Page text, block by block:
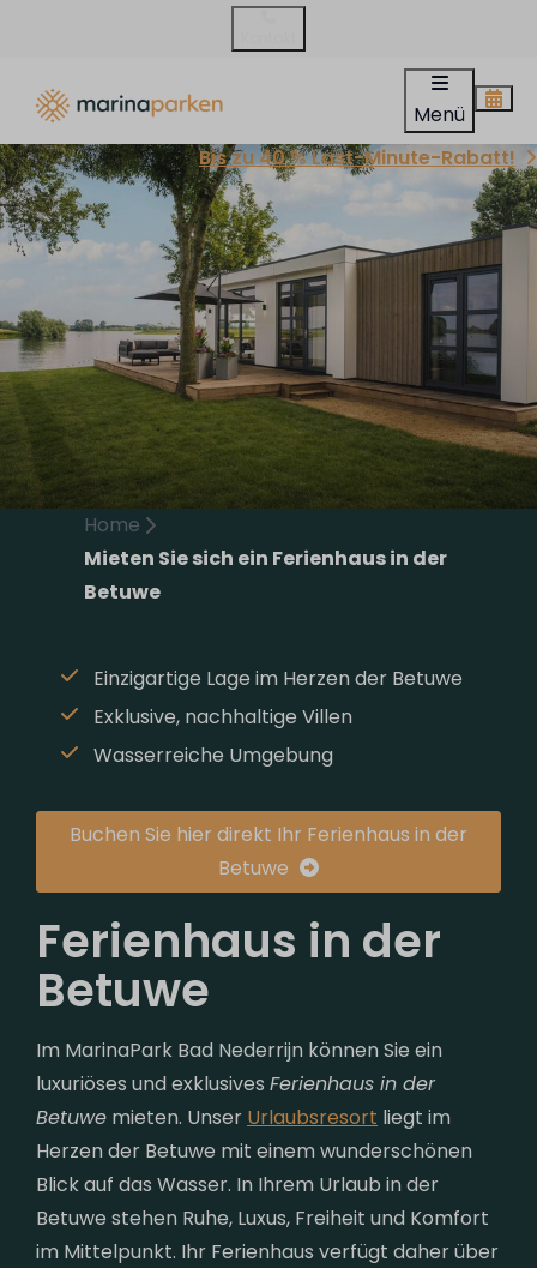
Menü
Bis zu 40 % Last-Minute-Rabatt!
Home
Mieten Sie sich ein Ferienhaus in der
Betuwe
Einzigartige Lage im Herzen der Betuwe
Exklusive, nachhaltige Villen
Wasserreiche Umgebung
Buchen Sie hier direkt Ihr Ferienhaus in der
Betuwe
Ferienhaus in der
Betuwe
Im MarinaPark Bad Nederrijn können Sie ein
luxuriöses und exklusivesFerienhaus in der
Betuwe mieten. Unser Urlaubsresort liegt im
Herzen der Betuwe mit einem wunderschönen
Blick auf das Wasser. In Ihrem Urlaub in der
Betuwe stehen Ruhe, Luxus, Freiheit und Komfort
im Mittelpunkt. Ihr Ferienhaus verfügt daher über